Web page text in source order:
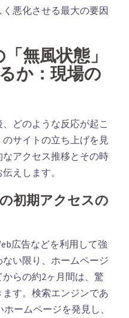
悪化させる最大の要因
無風状態」
か：現場の
どのような反応が起こ
サイトの立ち上げを見
アクセス推移とその時
えします。
初期アクセスの
広告などを利用して強
い限り、ホームページ
からの約2ヶ月間は、驚
す。検索エンジンであ
ームページを発見し、